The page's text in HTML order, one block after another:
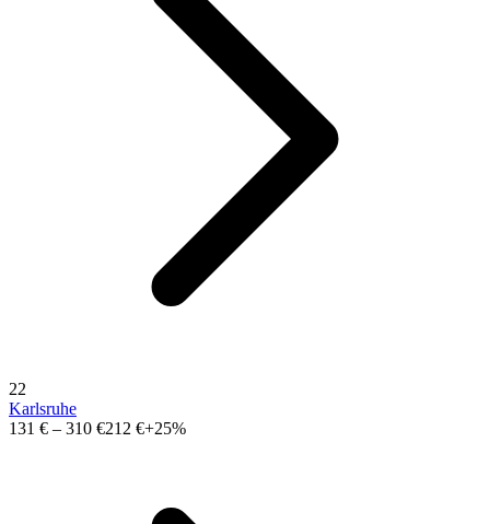
22
Karlsruhe
131 € – 310 €212 €+25%